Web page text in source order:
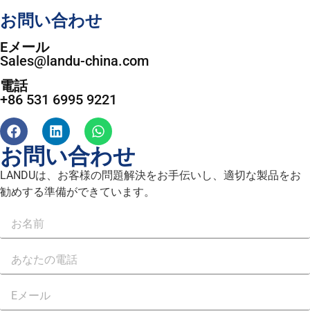
お問い合わせ
Eメール
Sales@landu-china.com
電話
+86 531 6995 9221
お問い合わせ
LANDUは、お客様の問題解決をお手伝いし、適切な製品をお
勧めする準備ができています。